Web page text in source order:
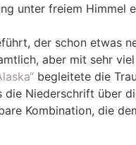
unter freiem
der schon etwas
aber mit sehr
begleitete die
die Niederschrift über
Kombination, die